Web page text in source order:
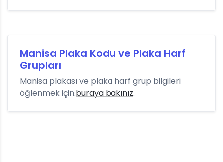
Manisa Plaka Kodu ve Plaka Harf
Grupları
Manisa plakası ve plaka harf grup bilgileri
öğlenmek için.buraya bakınız.